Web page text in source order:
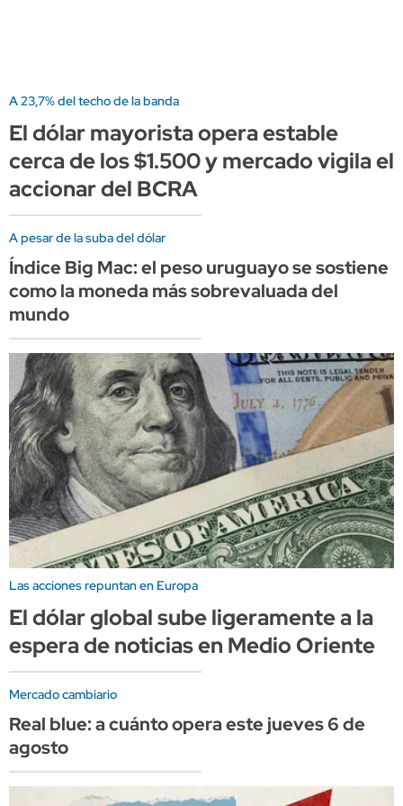
A 23,7% del techo de la banda
El dólar mayorista opera estable
cerca de los $1.500 y mercado vigila el
accionar del BCRA
A pesar de la suba del dólar
Índice Big Mac: el peso uruguayo se sostiene
como la moneda más sobrevaluada del
mundo
Las acciones repuntan en Europa
El dólar global sube ligeramente a la
espera de noticias en Medio Oriente
Mercado cambiario
Real blue: a cuánto opera este jueves 6 de
agosto